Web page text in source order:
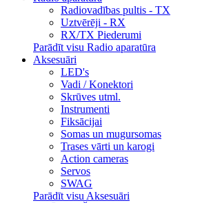
Radiovadības pultis - TX
Uztvērēji - RX
RX/TX Piederumi
Parādīt visu Radio aparatūra
Aksesuāri
LED's
Vadi / Konektori
Skrūves utml.
Instrumenti
Fiksācijai
Somas un mugursomas
Trases vārti un karogi
Action cameras
Servos
SWAG
Parādīt visu Aksesuāri